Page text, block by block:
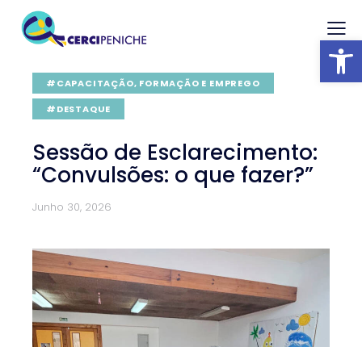
Abrir barra
#CAPACITAÇÃO, FORMAÇÃO E EMPREGO
#DESTAQUE
Sessão de Esclarecimento:
“Convulsões: o que fazer?”
Junho 30, 2026